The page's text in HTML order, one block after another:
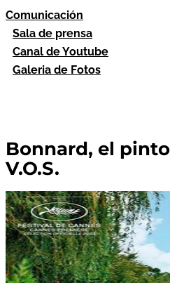
Comunicación
Sala de prensa
Canal de Youtube
Galeria de Fotos
Bonnard, el
V.O.S.